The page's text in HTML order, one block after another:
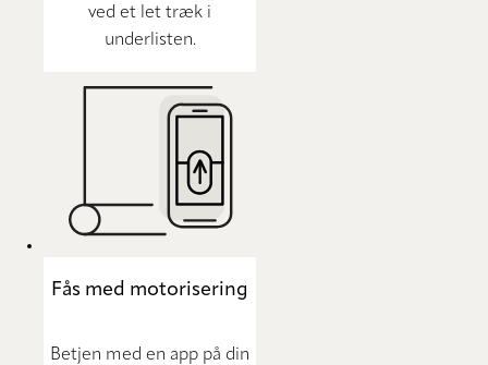
ved et let træk i
underlisten.
Fås med motorisering
Betjen med en app på din